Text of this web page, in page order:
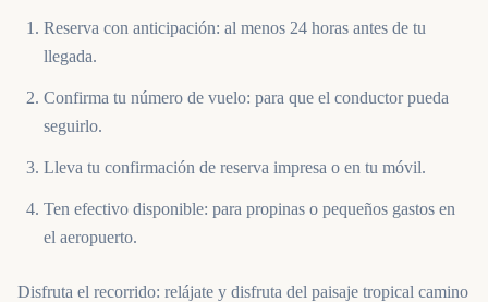
Reserva con anticipación: al menos 24 horas antes de tu
llegada.
Confirma tu número de vuelo: para que el conductor pueda
seguirlo.
Lleva tu confirmación de reserva impresa o en tu móvil.
Ten efectivo disponible: para propinas o pequeños gastos en
el aeropuerto.
Disfruta el recorrido: relájate y disfruta del paisaje tropical camino